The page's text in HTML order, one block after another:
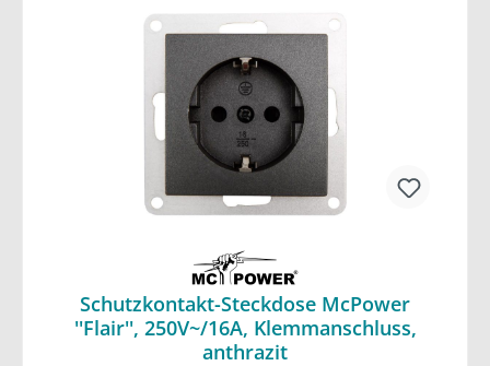
Schutzkontakt-Steckdose McPower
''Flair'', 250V~/16A, Klemmanschluss,
anthrazit
In den Warenkorb